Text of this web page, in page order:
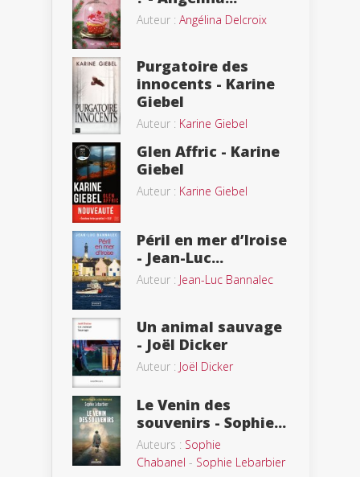
Auteur : Angélina Delcroix
Purgatoire des
innocents - Karine
Giebel
Auteur : Karine Giebel
Glen Affric - Karine
Giebel
Auteur : Karine Giebel
Péril en mer d’Iroise
- Jean-Luc...
Auteur : Jean-Luc Bannalec
Un animal sauvage
- Joël Dicker
Auteur : Joël Dicker
Le Venin des
souvenirs - Sophie...
Auteurs : Sophie
Chabanel - Sophie Lebarbier